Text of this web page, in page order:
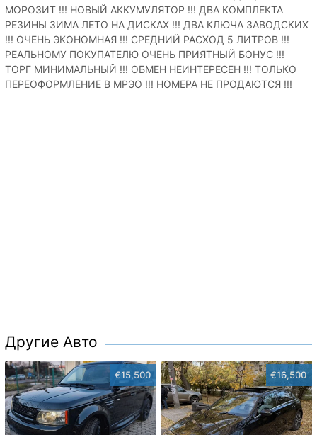
МОРОЗИТ !!! НОВЫЙ АККУМУЛЯТОР !!! ДВА КОМПЛЕКТА
РЕЗИНЫ ЗИМА ЛЕТО НА ДИСКАХ !!! ДВА КЛЮЧА ЗАВОДСКИХ
!!! ОЧЕНЬ ЭКОНОМНАЯ !!! СРЕДНИЙ РАСХОД 5 ЛИТРОВ !!!
РЕАЛЬНОМУ ПОКУПАТЕЛЮ ОЧЕНЬ ПРИЯТНЫЙ БОНУС !!!
ТОРГ МИНИМАЛЬНЫЙ !!! ОБМЕН НЕИНТЕРЕСЕН !!! ТОЛЬКО
ПЕРЕОФОРМЛЕНИЕ В МРЭО !!! НОМЕРА НЕ ПРОДАЮТСЯ !!!
Другие Авто
€15,500 €16,500